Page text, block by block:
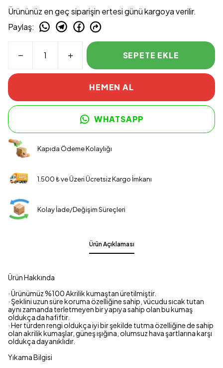
Ürününüz en geç siparişin ertesi günü kargoya verilir.
Paylaş:
SEPETE EKLE
HEMEN AL
WHATSAPP
Kapıda Ödeme Kolaylığı
1.500 ₺ ve Üzeri Ücretsiz Kargo İmkanı
Kolay İade/Değişim Süreçleri
Ürün Açıklaması
Ürün Hakkında
· Ürünümüz %100 Akrilik kumaştan üretilmiştir.
· Şeklini uzun süre koruma özelliğine sahip, vücudu sıcak tutan
aynı zamanda terletmeyen bir yapıya sahip olan bu kumaş
oldukça da hafiftir.
· Her türden rengi oldukça iyi bir şekilde tutma özelliğine de sahip
olan akrilik kumaşlar, güneş ışığına, olumsuz hava şartlarına karşı
oldukça dayanıklıdır.
Yıkama Bilgisi